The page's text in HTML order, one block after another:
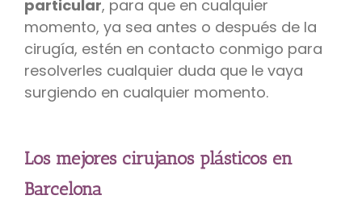
particular, para que en cualquier
momento, ya sea antes o después de la
cirugía, estén en contacto conmigo para
resolverles cualquier duda que le vaya
surgiendo en cualquier momento.
Los mejores cirujanos plásticos en
Barcelona